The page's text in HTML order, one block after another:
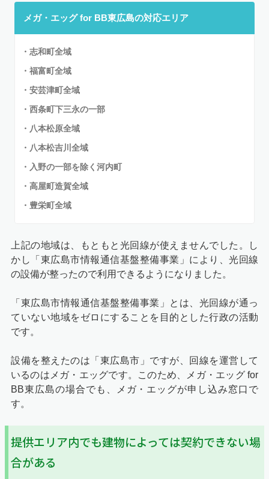
メガ・エッグ for BB東広島の対応エリア
・志和町全域
・福富町全域
・安芸津町全域
・西条町下三永の一部
・八本松原全域
・八本松吉川全域
・入野の一部を除く河内町
・高屋町造賀全域
・豊栄町全域
上記の地域は、もともと光回線が使えませんでした。し
かし「東広島市情報通信基盤整備事業」により、光回線
の設備が整ったので利用できるようになりました。
「東広島市情報通信基盤整備事業」とは、光回線が通っ
ていない地域をゼロにすることを目的とした行政の活動
です。
設備を整えたのは「東広島市」ですが、回線を運営して
いるのはメガ・エッグです。このため、メガ・エッグ for
BB東広島の場合でも、メガ・エッグが申し込み窓口で
す。
提供エリア内でも建物によっては契約できない場
合がある